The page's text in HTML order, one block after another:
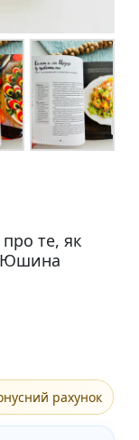
те, як
Юшина
рахунок